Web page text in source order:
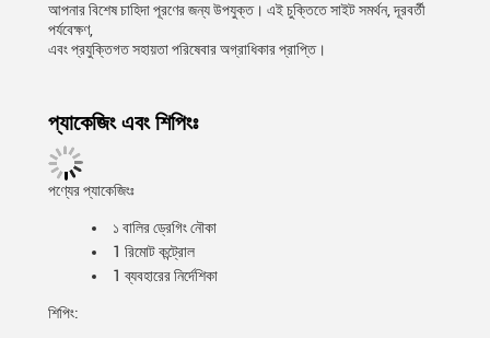
আপনার বিশেষ চাহিদা পূরণের জন্য উপযুক্ত। এই চুক্তিতে সাইট সমর্থন, দূরবর্তী
পর্যবেক্ষণ,
এবং প্রযুক্তিগত সহায়তা পরিষেবার অগ্রাধিকার প্রাপ্তি।
প্যাকেজিং এবং শিপিংঃ
পণ্যের প্যাকেজিংঃ
১ বালির ড্রেগিং নৌকা
1 রিমোট কন্ট্রোল
1 ব্যবহারের নির্দেশিকা
শিপিং: